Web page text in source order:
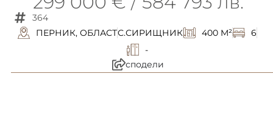
364
ПЕРНИК, ОБЛАСТС.СИРИЩНИК 400 M²
6
-
сподели